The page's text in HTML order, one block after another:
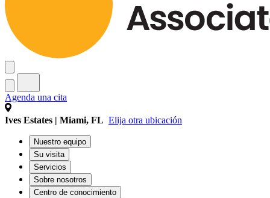
Agenda una cita
Ives Estates | Miami, FL Elija otra ubicación
Nuestro equipo
Su visita
Servicios
Sobre nosotros
Centro de conocimiento